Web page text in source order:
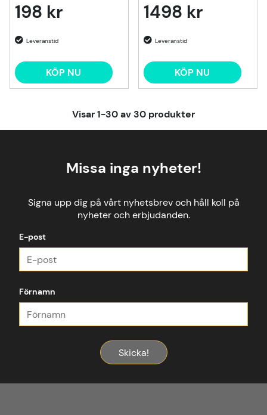
198 kr
KÖP NU
1498 kr
KÖP NU
Visar1-30av30 produkter
Missa inga nyheter!
Signa upp dig på vårt nyhetsbrev och håll koll på
nyheter och erbjudanden.
E-post
Förnamn
Skicka!